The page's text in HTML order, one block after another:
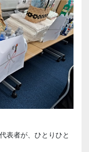
表者が、ひとりひと